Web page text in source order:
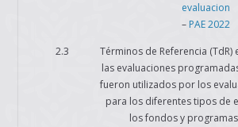
evaluacion
– PAE 2022
2.3
Términos de Referencia
las evaluaciones
fueron utilizados por los
para los diferentes tipos de
los fondos y